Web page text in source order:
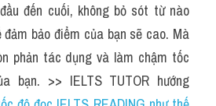
đến cuối, không bỏ sót từ nào
bảo điểm của bạn sẽ cao. Mà
phản tác dụng và làm chậm tốc
bạn. >> IELTS TUTOR hướng